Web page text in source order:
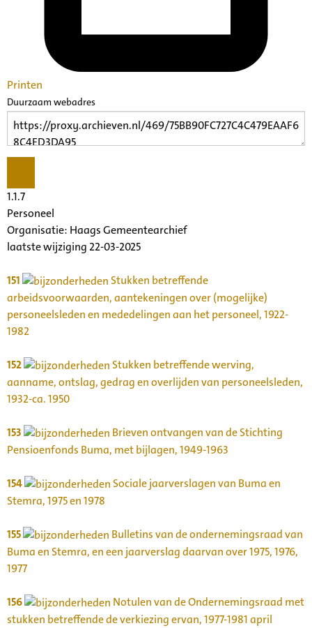
Printen
Duurzaam webadres
1.1.7
Personeel
Organisatie: Haags Gemeentearchief
laatste wijziging 22-03-2025
151
Stukken betreffende
arbeidsvoorwaarden, aantekeningen over (mogelijke)
personeelsleden en mededelingen aan het personeel, 1922-
1982
152
Stukken betreffende werving,
aanname, ontslag, gedrag en overlijden van personeelsleden,
1932-ca. 1950
153
Brieven ontvangen van de Stichting
Pensioenfonds Buma, met bijlagen, 1949-1963
154
Sociale jaarverslagen van Buma en
Stemra, 1975 en 1978
155
Bulletins van de ondernemingsraad van
Buma en Stemra, en een jaarverslag daarvan over 1975, 1976,
1977
156
Notulen van de Ondernemingsraad met
stukken betreffende de verkiezing ervan, 1977-1981 april